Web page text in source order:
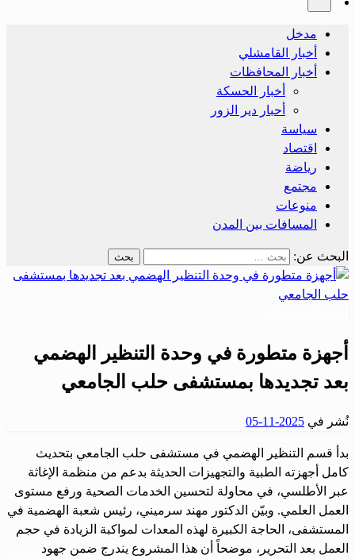
مدخل
أخبار القامشلي
أخبار المحافظات
أخبار الحسكة
أحبار دير الزور
سياسة
اقتصاد
رياضة
مجتمع
منوعات
المسافات بين المدن
البحث عن:
أجهزة متطورة في وحدة التنظير الهضمي
بعد تجديدها بمستشفى حلب الجامعي
نُشر في 2025-11-05
بدأ قسم التنظير الهضمي في مستشفى حلب الجامعي بتحديث
كامل أجهزته الطبية والتجهيزات الحديثة بدعم من منظمة الإغاثة
عبر الأطلسي، في محاولة لتحسين الخدمات الصحية ورفع مستوى
العمل العلمي. وبيّن الدكتور مهند سرميني، رئيس شعبة الهضمية في
المستشفى، الحاجة الكبيرة لهذه المعدات لمواكبة الزيادة في حجم
العمل بعد التحرير، موضحاً أن هذا المشروع يندرج ضمن جهود